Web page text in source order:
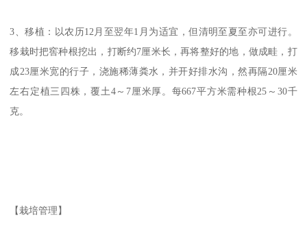
3、移植：以农历12月至翌年1月为适宜，但清明至夏至亦可进行。
移栽时把窖种根挖出，打断约7厘米长，再将整好的地，做成畦，打
成23厘米宽的行子，浇施稀薄粪水，并开好排水沟，然再隔20厘米
左右定植三四株，覆土4～7厘米厚。每667平方米需种根25～30千
克。
【栽培管理】